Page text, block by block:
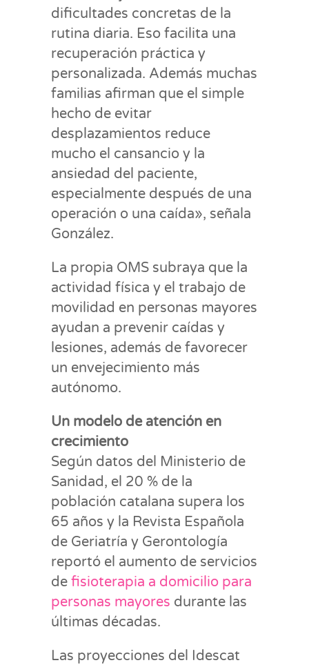
dificultades concretas de la
rutina diaria. Eso facilita una
recuperación práctica y
personalizada. Además muchas
familias afirman que el simple
hecho de evitar
desplazamientos reduce
mucho el cansancio y la
ansiedad del paciente,
especialmente después de una
operación o una caída», señala
González.
La propia OMS subraya que la
actividad física y el trabajo de
movilidad en personas mayores
ayudan a prevenir caídas y
lesiones, además de favorecer
un envejecimiento más
autónomo.
Un modelo de atención en
crecimiento
Según datos del Ministerio de
Sanidad, el 20 % de la
población catalana supera los
65 años y la Revista Española
de Geriatría y Gerontología
reportó el aumento de servicios
de fisioterapia a domicilio para
personas mayores durante las
últimas décadas.
Las proyecciones del Idescat